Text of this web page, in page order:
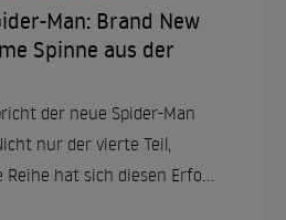
Man: Brand New
Spinne aus der
der neue Spider-Man
nur der vierte Teil,
hat sich diesen Erfolg
Filmkritik.